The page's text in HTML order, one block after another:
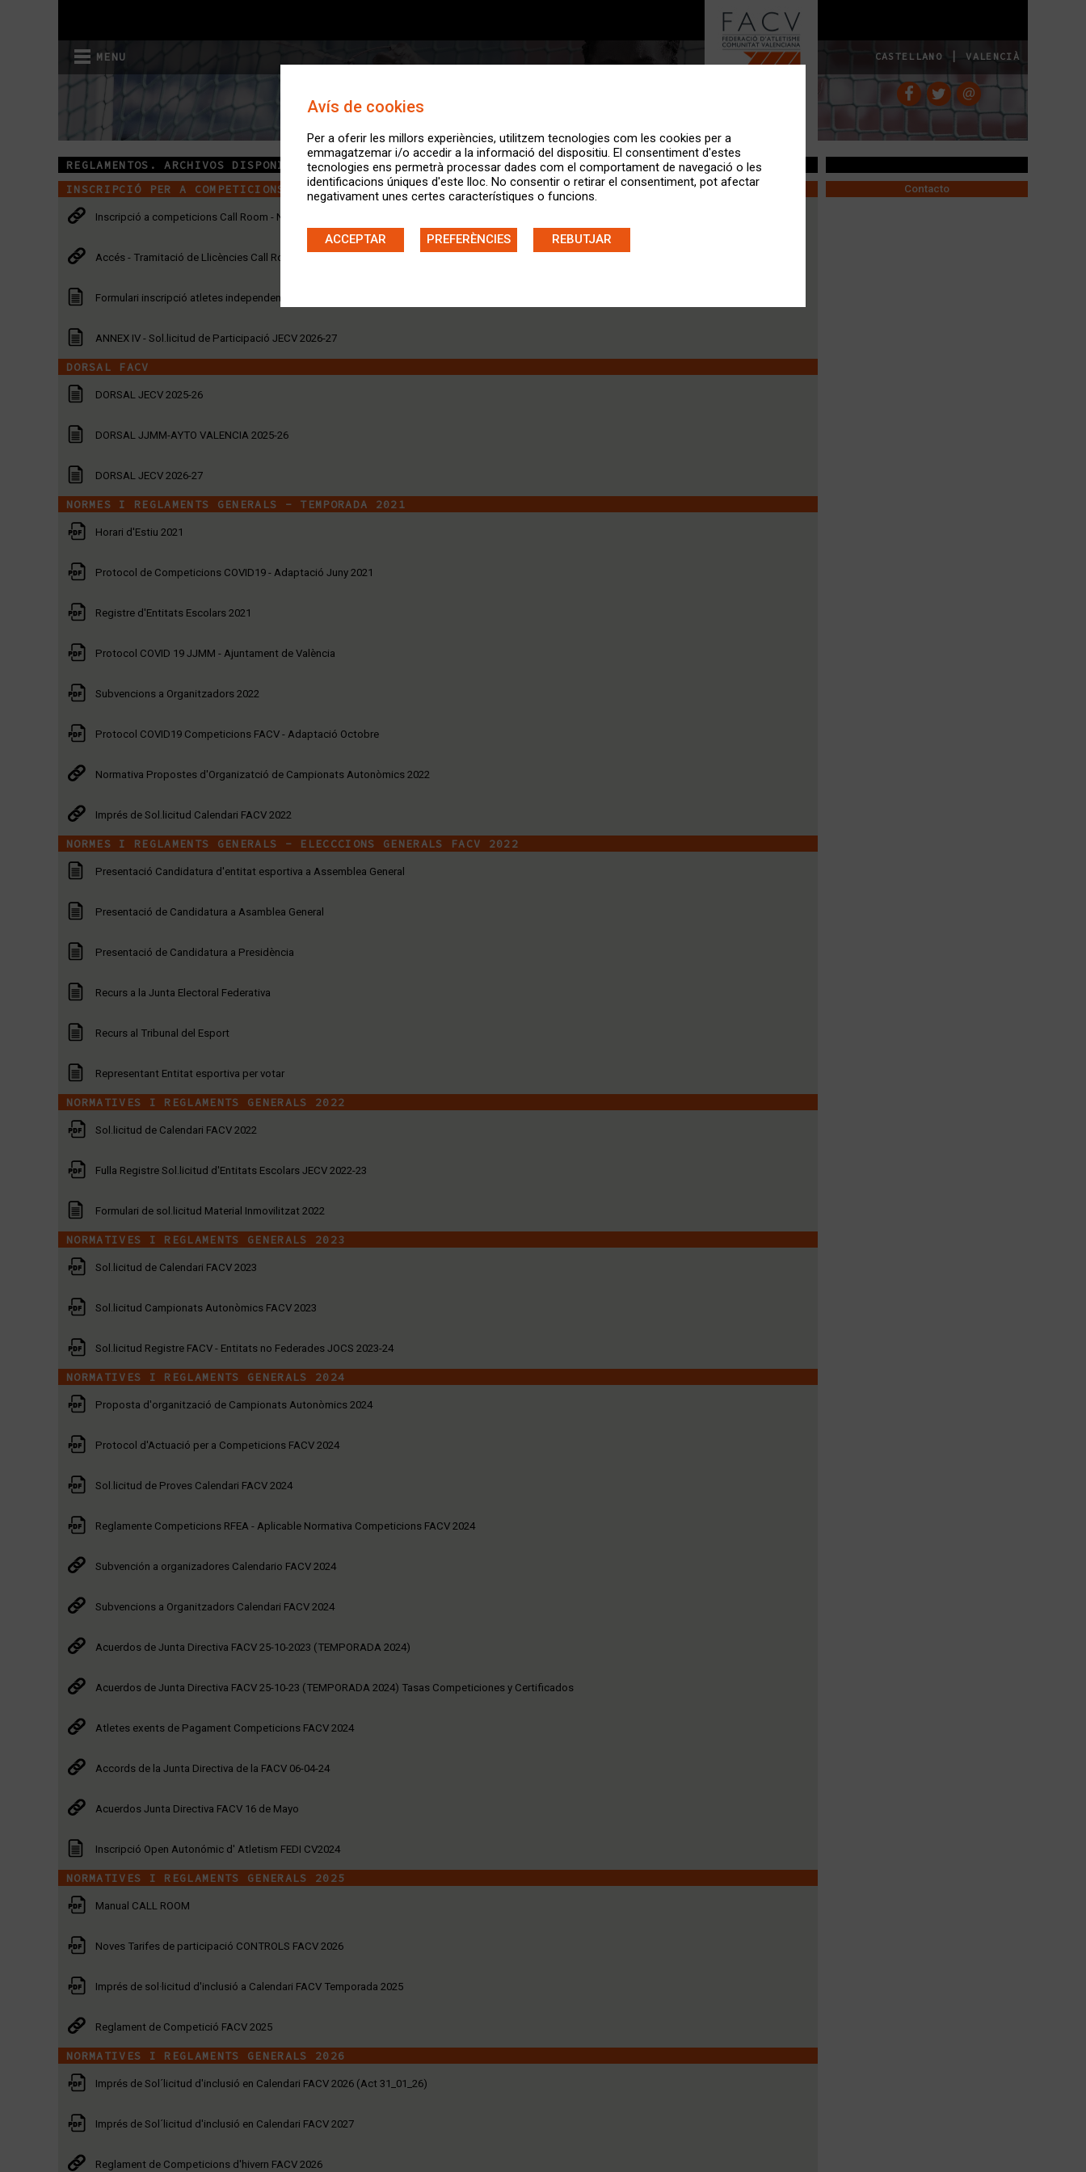
Avís de cookies
Per a oferir les millors experiències, utilitzem tecnologies com les cookies per a
emmagatzemar i/o accedir a la informació del dispositiu. El consentiment d'estes
tecnologies ens permetrà processar dades com el comportament de navegació o les
identificacions úniques d'este lloc. No consentir o retirar el consentiment, pot afectar
negativament unes certes característiques o funcions.
ACCEPTAR PREFERÈNCIES REBUTJAR
MENU VALENCIÀ
|
CASTELLANO
REGLAMENTOS. ARCHIVOS DISPONIBLES
INSCRIPCIÓ PER A COMPETICIONS I TRAMITACIÓ DE LLICÈNCIES
Inscripció a competicions Call Room - Nova Plataforma
Accés - Tramitació de Llicències Call Room
Formulari inscripció atletes independents FACV
ANNEX IV - Sol.licitud de Participació JECV 2026-27
DORSAL FACV
DORSAL JECV 2025-26
DORSAL JJMM-AYTO VALENCIA 2025-26
DORSAL JECV 2026-27
NORMES I REGLAMENTS GENERALS - TEMPORADA 2021
Horari d'Estiu 2021
Protocol de Competicions COVID19 - Adaptació Juny 2021
Registre d'Entitats Escolars 2021
Protocol COVID 19 JJMM - Ajuntament de València
Subvencions a Organitzadors 2022
Protocol COVID19 Competicions FACV - Adaptació Octobre
Normativa Propostes d'Organizatció de Campionats Autonòmics 2022
Imprés de Sol.licitud Calendari FACV 2022
NORMES I REGLAMENTS GENERALS - ELECCCIONS GENERALS FACV 2022
Presentació Candidatura d'entitat esportiva a Assemblea General
Presentació de Candidatura a Asamblea General
Presentació de Candidatura a Presidència
Recurs a la Junta Electoral Federativa
Recurs al Tribunal del Esport
Representant Entitat esportiva per votar
NORMATIVES I REGLAMENTS GENERALS 2022
Sol.licitud de Calendari FACV 2022
Fulla Registre Sol.licitud d'Entitats Escolars JECV 2022-23
Formulari de sol.licitud Material Inmovilitzat 2022
NORMATIVES I REGLAMENTS GENERALS 2023
Sol.licitud de Calendari FACV 2023
Sol.licitud Campionats Autonòmics FACV 2023
Sol.licitud Registre FACV - Entitats no Federades JOCS 2023-24
NORMATIVES I REGLAMENTS GENERALS 2024
Proposta d'organització de Campionats Autonòmics 2024
Protocol d'Actuació per a Competicions FACV 2024
Sol.licitud de Proves Calendari FACV 2024
Reglamente Competicions RFEA - Aplicable Normativa Competicions FACV 2024
Subvención a organizadores Calendario FACV 2024
Subvencions a Organitzadors Calendari FACV 2024
Acuerdos de Junta Directiva FACV 25-10-2023 (TEMPORADA 2024)
Acuerdos de Junta Directiva FACV 25-10-23 (TEMPORADA 2024) Tasas Competiciones y Certificados
Atletes exents de Pagament Competicions FACV 2024
Accords de la Junta Directiva de la FACV 06-04-24
Acuerdos Junta Directiva FACV 16 de Mayo
Inscripció Open Autonómic d' Atletism FEDI CV2024
NORMATIVES I REGLAMENTS GENERALS 2025
Manual CALL ROOM
Noves Tarifes de participació CONTROLS FACV 2026
Imprés de sol·licitud d'inclusió a Calendari FACV Temporada 2025
Reglament de Competició FACV 2025
NORMATIVES I REGLAMENTS GENERALS 2026
Imprés de Sol´licitud d'inclusió en Calendari FACV 2026 (Act 31_01_26)
Imprés de Sol´licitud d'inclusió en Calendari FACV 2027
Reglament de Competicions d'hivern FACV 2026
Contacto